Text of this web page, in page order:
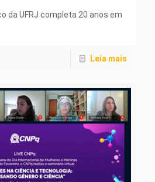
da UFRJ completa 20 anos em
Leia mais